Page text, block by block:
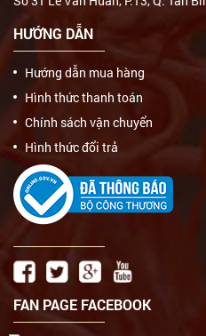
HƯỚNG DẪN
Hướng dẫn mua hàng
Hình thức thanh toán
Chính sách vận chuyển
Hình thức đổi trả
FAN PAGE FACEBOOK